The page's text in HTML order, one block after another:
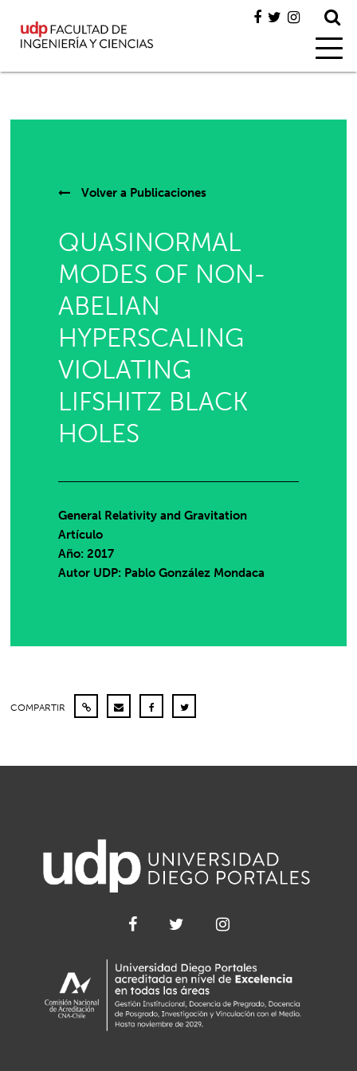
Volver a Publicaciones
QUASINORMAL
MODES OF NON-
ABELIAN
HYPERSCALING
VIOLATING
LIFSHITZ BLACK
HOLES
General Relativity and Gravitation
Artículo
Año: 2017
Autor UDP: Pablo González Mondaca
COMPARTIR